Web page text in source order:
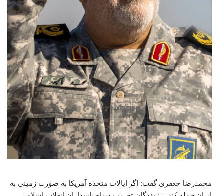
محمدرضا جعفری گفت: اگر ایالات متحده آمریکا به صورت زمینی به